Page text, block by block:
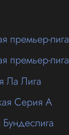
премьер-лига
премьер-лига
Ла Лига
Серия А